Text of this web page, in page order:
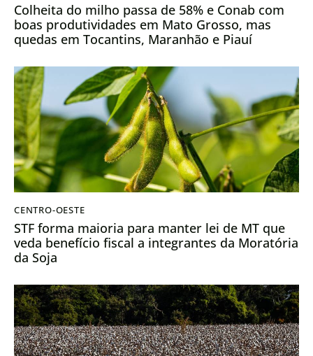
Colheita do milho passa de 58% e Conab com
boas produtividades em Mato Grosso, mas
quedas em Tocantins, Maranhão e Piauí
CENTRO-OESTE
STF forma maioria para manter lei de MT que
veda benefício fiscal a integrantes da Moratória
da Soja